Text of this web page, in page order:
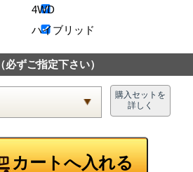
4WD
ハイブリッド
（必ずご指定下さい）
購入セットを
詳しく